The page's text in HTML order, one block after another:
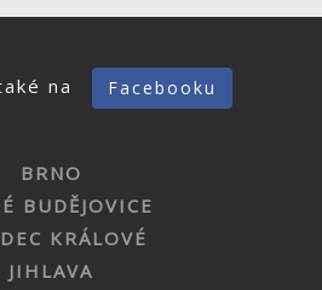
na Facebooku
BRNO
BUDĚJOVICE
KRÁLOVÉ
JIHLAVA